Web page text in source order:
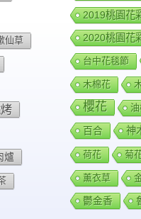
仙草
爐
2019桃園花
2020桃園花
台中花毯節
木棉花
櫻花 油
百合 神
荷花 菊
薰衣草
鬱金香